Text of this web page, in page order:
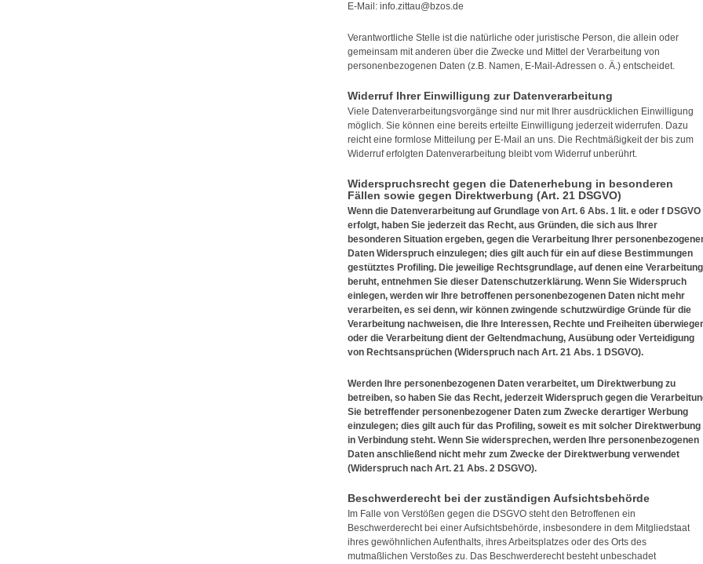
E-Mail: info.zittau@bzos.de
Verantwortliche Stelle ist die natürliche oder juristische Person, die allein oder
gemeinsam mit anderen über die Zwecke und Mittel der Verarbeitung von
personenbezogenen Daten (z.B. Namen, E-Mail-Adressen o. Ä.) entscheidet.
Widerruf Ihrer Einwilligung zur Datenverarbeitung
Viele Datenverarbeitungsvorgänge sind nur mit Ihrer ausdrücklichen Einwilligung
möglich. Sie können eine bereits erteilte Einwilligung jederzeit widerrufen. Dazu
reicht eine formlose Mitteilung per E-Mail an uns. Die Rechtmäßigkeit der bis zum
Widerruf erfolgten Datenverarbeitung bleibt vom Widerruf unberührt.
Widerspruchsrecht gegen die Datenerhebung in besonderen
Fällen sowie gegen Direktwerbung (Art. 21 DSGVO)
Wenn die Datenverarbeitung auf Grundlage von Art. 6 Abs. 1 lit. e oder f DSGVO
erfolgt, haben Sie jederzeit das Recht, aus Gründen, die sich aus Ihrer
besonderen Situation ergeben, gegen die Verarbeitung Ihrer
Daten Widerspruch einzulegen; dies gilt auch für ein auf diese Bestimmungen
gestütztes Profiling. Die jeweilige Rechtsgrundlage, auf denen eine Verarbeitung
beruht, entnehmen Sie dieser Datenschutzerklärung. Wenn Sie Widerspruch
einlegen, werden wir Ihre betroffenen personenbezogenen Daten nicht mehr
verarbeiten, es sei denn, wir können zwingende schutzwürdige Gründe für die
Verarbeitung nachweisen, die Ihre Interessen, Rechte und Freiheiten
oder die Verarbeitung dient der Geltendmachung, Ausübung oder Verteidigung
von Rechtsansprüchen (Widerspruch nach Art. 21 Abs. 1 DSGVO).
Werden Ihre personenbezogenen Daten verarbeitet, um Direktwerbung zu
betreiben, so haben Sie das Recht, jederzeit Widerspruch gegen die
Sie betreffender personenbezogener Daten zum Zwecke derartiger Werbung
einzulegen; dies gilt auch für das Profiling, soweit es mit solcher Direktwerbung
in Verbindung steht. Wenn Sie widersprechen, werden Ihre personenbezogenen
Daten anschließend nicht mehr zum Zwecke der Direktwerbung verwendet
(Widerspruch nach Art. 21 Abs. 2 DSGVO).
Beschwerderecht bei der zuständigen Aufsichtsbehörde
Im Falle von Verstößen gegen die DSGVO steht den Betroffenen ein
Beschwerderecht bei einer Aufsichtsbehörde, insbesondere in dem Mitgliedstaat
ihres gewöhnlichen Aufenthalts, ihres Arbeitsplatzes oder des Orts des
mutmaßlichen Verstoßes zu. Das Beschwerderecht besteht unbeschadet